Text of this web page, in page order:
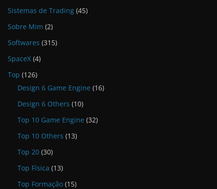
Sistemas de Trading (45)
Sobre Mim (2)
Softwares (315)
SpaceX (4)
Top (126)
Design 6 Game Engine (16)
Design 6 Others (10)
Top 10 Game Engine (32)
Top 10 Others (13)
Top 20 (30)
Top Física (13)
Top Formação (15)